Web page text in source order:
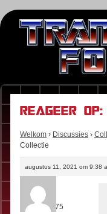
Reageer
Welkom › Discussies ›
Collectie
augustus 11, 2021 om 9:38
Junkion
Rol:
Fan
Berichten:
75